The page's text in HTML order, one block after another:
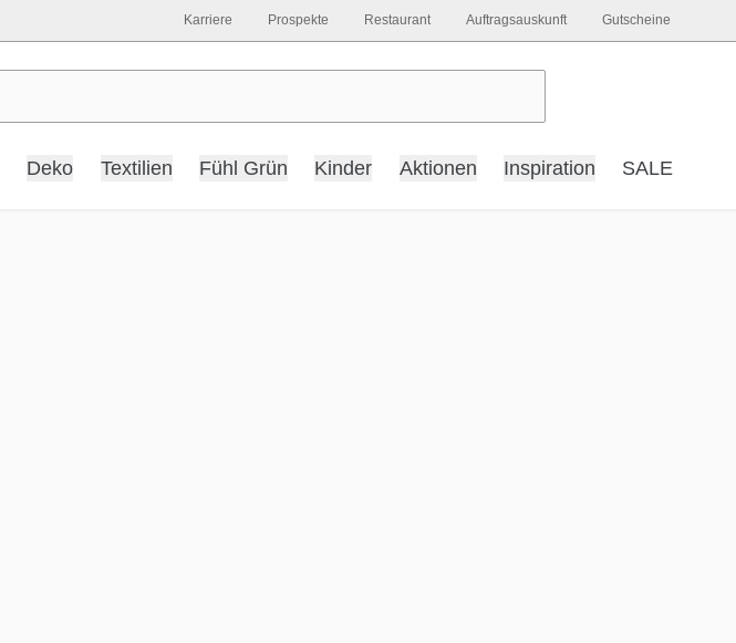
Deko Textilien Fühl Grün Kinder Aktionen Inspiration SALE
Karriere Prospekte Restaurant Auftragsauskunft Gutscheine